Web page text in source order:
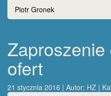
Piotr Gronek
Zaproszenie
ofert
21 stycznia 2016 | Autor: HZ |